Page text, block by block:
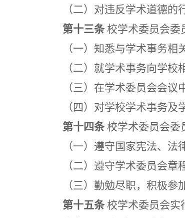
（二）对违反学术道德
第十三条 校学术委员会委
（一）知悉与学术事务相
（二）就学术事务向学校
（三）在学术委员会会
（四）对学校学术事务及
第十四条 校学术委员会委
（一）遵守国家宪法、法
（二）遵守学术委员会章
（三）勤勉尽职，积极参
第十五条 校学术委员会实